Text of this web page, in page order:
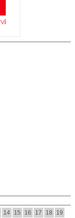
14 15 16 17 18
19